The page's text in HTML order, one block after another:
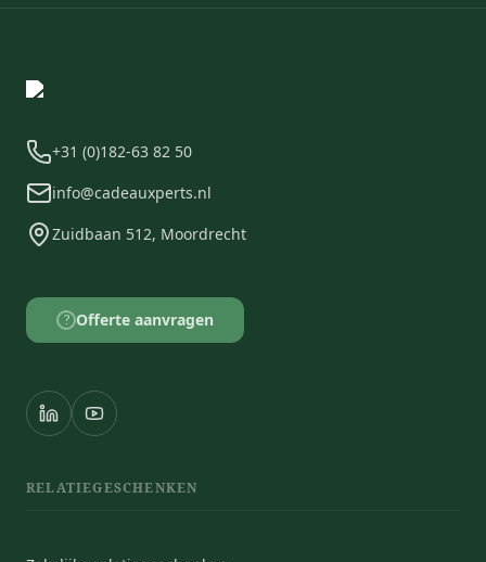
+31 (0)182-63 82 50
info@cadeauxperts.nl
Zuidbaan 512, Moordrecht
? Offerte aanvragen
RELATIEGESCHENKEN